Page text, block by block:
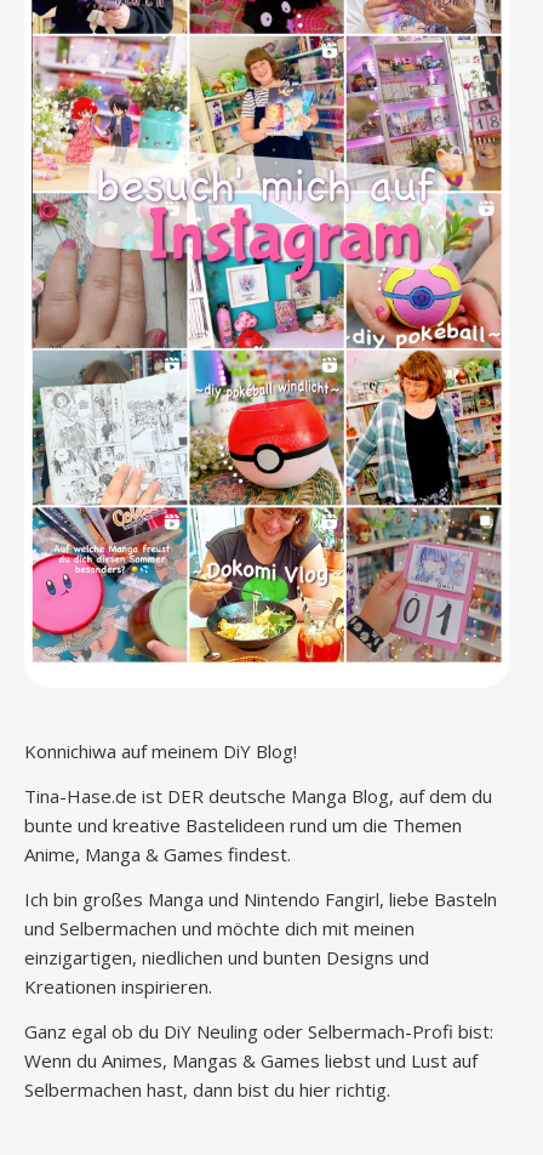
Konnichiwa auf meinem DiY Blog!
Tina-Hase.de ist DER deutsche Manga Blog, auf dem du
bunte und kreative Bastelideen rund um die Themen
Anime, Manga & Games findest.
Ich bin großes Manga und Nintendo Fangirl, liebe Basteln
und Selbermachen und möchte dich mit meinen
einzigartigen, niedlichen und bunten Designs und
Kreationen inspirieren.
Ganz egal ob du DiY Neuling oder Selbermach-Profi bist:
Wenn du Animes, Mangas & Games liebst und Lust auf
Selbermachen hast, dann bist du hier richtig.